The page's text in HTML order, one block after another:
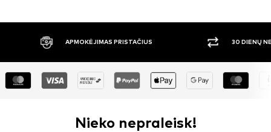
APMOKĖJIMAS PRISTAČIUS 30 DIENŲ
Nieko nepraleisk!